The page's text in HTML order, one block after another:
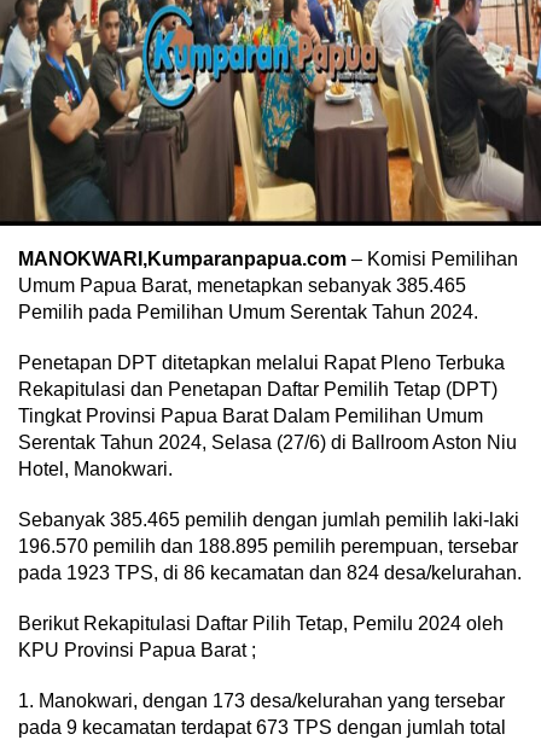
MANOKWARI,Kumparanpapua.com – Komisi Pemilihan
Umum Papua Barat, menetapkan sebanyak 385.465
Pemilih pada Pemilihan Umum Serentak Tahun 2024.
Penetapan DPT ditetapkan melalui Rapat Pleno Terbuka
Rekapitulasi dan Penetapan Daftar Pemilih Tetap (DPT)
Tingkat Provinsi Papua Barat Dalam Pemilihan Umum
Serentak Tahun 2024, Selasa (27/6) di Ballroom Aston Niu
Hotel, Manokwari.
Sebanyak 385.465 pemilih dengan jumlah pemilih laki-laki
196.570 pemilih dan 188.895 pemilih perempuan, tersebar
pada 1923 TPS, di 86 kecamatan dan 824 desa/kelurahan.
Berikut Rekapitulasi Daftar Pilih Tetap, Pemilu 2024 oleh
KPU Provinsi Papua Barat ;
1. Manokwari, dengan 173 desa/kelurahan yang tersebar
pada 9 kecamatan terdapat 673 TPS dengan jumlah total